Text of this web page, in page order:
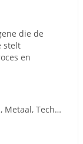
die de
stelt
en
Elektrotechniek, Werktuigbouwkunde, Metaal, Techniek, W-Installaties